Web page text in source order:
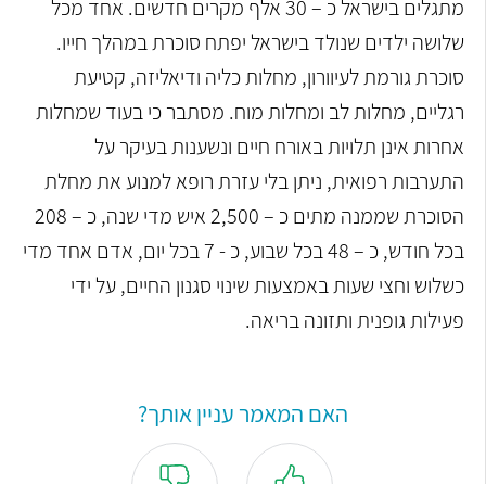
מתגלים בישראל כ – 30 אלף מקרים חדשים. אחד מכל
שלושה ילדים שנולד בישראל יפתח סוכרת במהלך חייו.
סוכרת גורמת לעיוורון, מחלות כליה ודיאליזה, קטיעת
רגליים, מחלות לב ומחלות מוח. מסתבר כי בעוד שמחלות
אחרות אינן תלויות באורח חיים ונשענות בעיקר על
התערבות רפואית, ניתן בלי עזרת רופא למנוע את מחלת
הסוכרת שממנה מתים כ – 2,500 איש מדי שנה, כ – 208
בכל חודש, כ – 48 בכל שבוע, כ - 7 בכל יום, אדם אחד מדי
כשלוש וחצי שעות באמצעות שינוי סגנון החיים, על ידי
פעילות גופנית ותזונה בריאה.
האם המאמר עניין אותך?